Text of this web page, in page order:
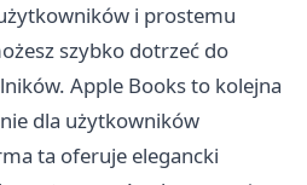
i prostemu
szybko dotrzeć do
Apple Books to kolejna
dla użytkowników
ta oferuje elegancki